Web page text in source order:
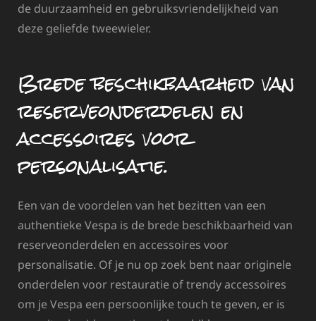
de duurzaamheid en gebruiksvriendelijkheid van
deze geliefde tweewieler.
Brede beschikbaarheid van
reserveonderdelen en
accessoires voor
personalisatie.
Een van de voordelen van het bezitten van een
authentieke Vespa is de brede beschikbaarheid van
reserveonderdelen en accessoires voor
personalisatie. Of je nu op zoek bent naar originele
onderdelen voor restauratie of trendy accessoires
om je Vespa een persoonlijke touch te geven, er is